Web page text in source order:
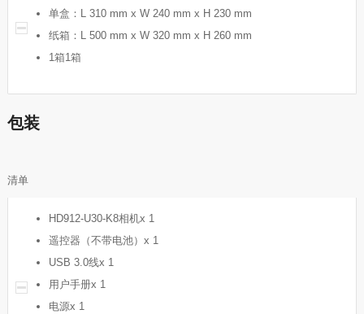
单盒：L 310 mm x W 240 mm x H 230 mm
纸箱：L 500 mm x W 320 mm x H 260 mm
1箱1箱
包装
清单
HD912-U30-K8相机x 1
遥控器（不带电池）x 1
USB 3.0线x 1
用户手册x 1
电源x 1